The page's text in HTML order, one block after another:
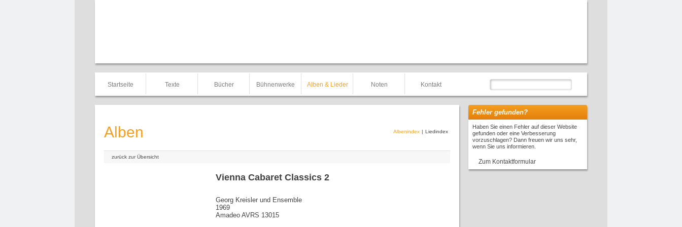
Startseite Texte Bücher Bühnenwerke Alben & Lieder Noten Kontakt
Alben Albenindex | Liedindex
zurück zur Übersicht
Vienna Cabaret Classics 2
Georg Kreisler und Ensemble
1969
Amadeo AVRS 13015
Fehler gefunden?
Haben Sie einen Fehler auf dieser Website
gefunden oder eine Verbesserung
vorzuschlagen? Dann freuen wir uns sehr,
wenn Sie uns informieren.
Zum Kontaktformular